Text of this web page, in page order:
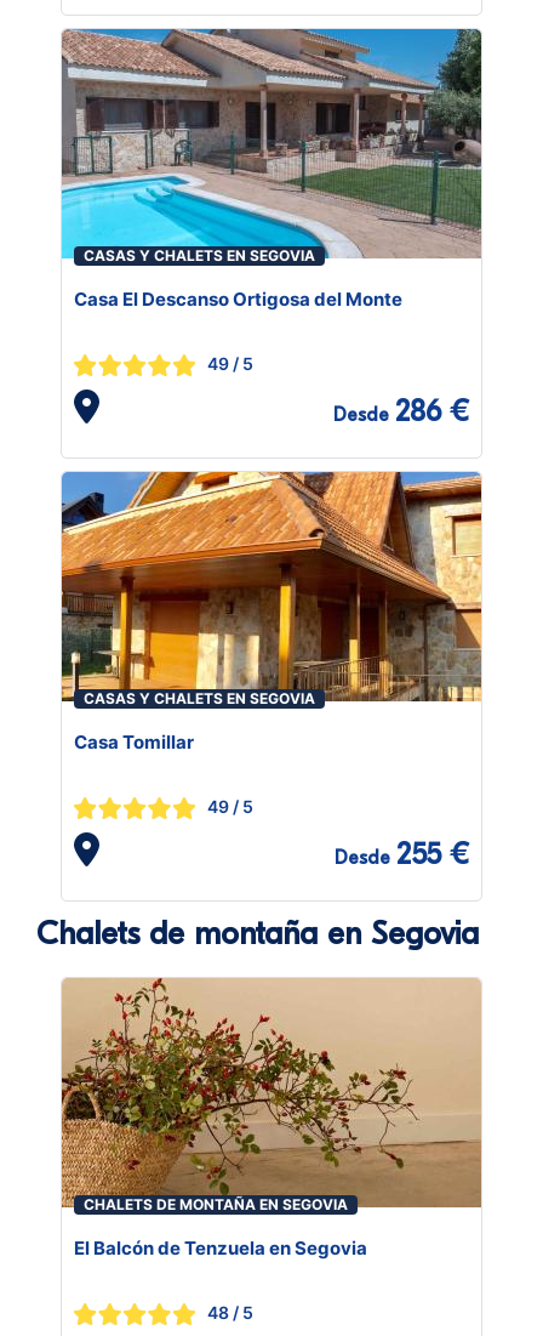
CASAS Y CHALETS EN SEGOVIA
Casa El Descanso Ortigosa del Monte
49 / 5
Desde 286 €
CASAS Y CHALETS EN SEGOVIA
Casa Tomillar
49 / 5
Desde 255 €
Chalets de montaña en Segovia
CHALETS DE MONTAÑA EN SEGOVIA
El Balcón de Tenzuela en Segovia
48 / 5